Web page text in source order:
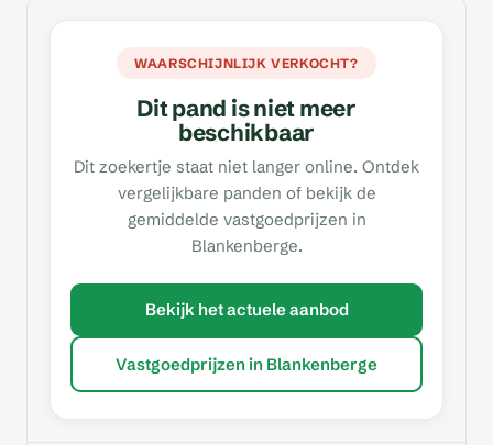
WAARSCHIJNLIJK VERKOCHT?
Dit pand is niet meer
beschikbaar
Dit zoekertje staat niet langer online. Ontdek
vergelijkbare panden of bekijk de
gemiddelde vastgoedprijzen in
Blankenberge.
Bekijk het actuele aanbod
Vastgoedprijzen in Blankenberge